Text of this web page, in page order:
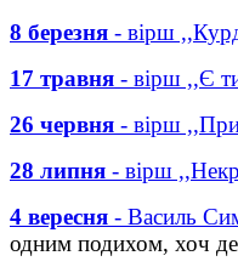
8 березня - вірш
17 травня - вірш ,,Є
26 червня - вірш
28 липня - вірш
4 вересня - Василь
одним подихом, хоч